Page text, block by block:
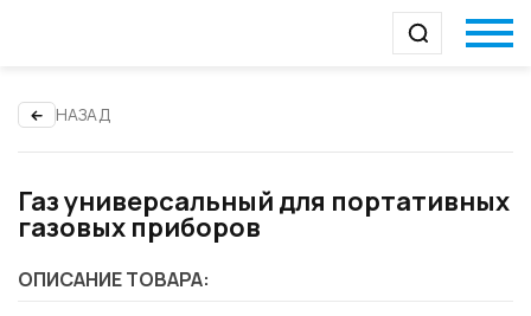
НАЗАД
Газ универсальный для портативных
газовых приборов
ОПИСАНИЕ ТОВАРА: